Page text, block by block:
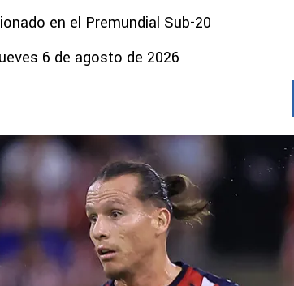
en el Premundial Sub-20
6 de agosto de 2026